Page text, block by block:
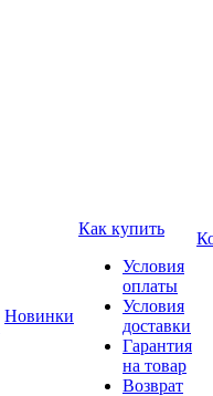
Новинки
Как купить
Условия
оплаты
Условия
доставки
Гарантия
на товар
Возврат